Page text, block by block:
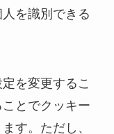
を識別できる
を変更するこ
とでクッキー
す。ただし、